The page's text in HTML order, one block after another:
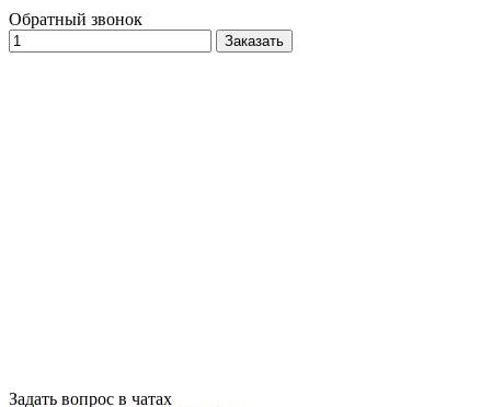
Обратный звонок
Заказать
Задать вопрос в чатах